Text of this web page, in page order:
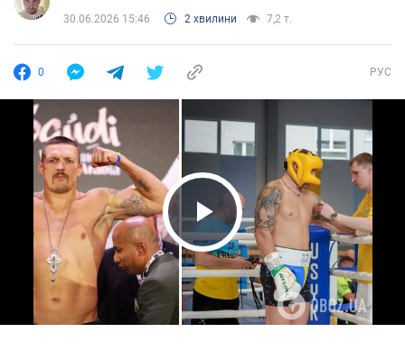
30.06.2026 15:46 2 хвилини 7,2 т.
0 РУС
Play Video